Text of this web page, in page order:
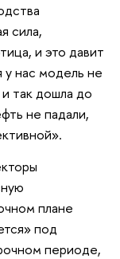
сила,
и это давит
у нас модель не
так дошла до
не падали,
плане
под
периоде,